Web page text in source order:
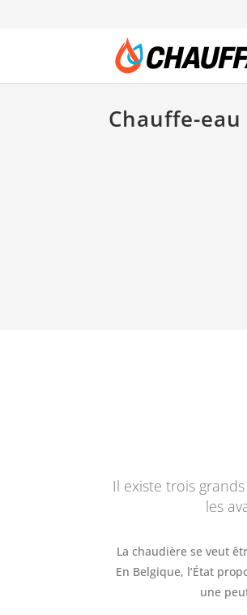
Chauffe-
Il existe trois
les
La chaudière se veut
En Belgique, l’État
une